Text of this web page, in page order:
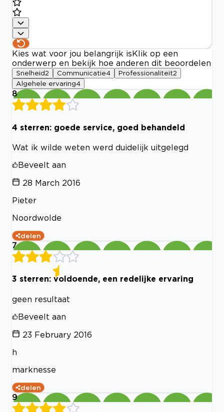
Kies wat voor jou belangrijk is Klik op een
onderwerp en bekijk hoe anderen dit beoordelen
Snelheid2 Communicatie4 Professionaliteit2
Algehele ervaring4
8
4 sterren: goede service, goed behandeld
Wat ik wilde weten werd duidelijk uitgelegd
Beveelt aan
28 March 2016
Pieter
Noordwolde
delen
7
3 sterren: voldoende, een redelijke ervaring
geen resultaat
Beveelt aan
23 February 2016
h
marknesse
delen
9